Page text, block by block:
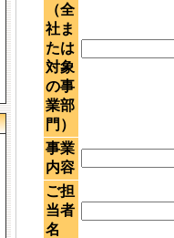
（全
社ま
たは
対象
の事
業部
門）
事業
内容
ご担
当者
名